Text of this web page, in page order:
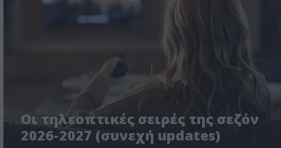
Οι τηλεοπτικές σειρές της σεζόν
2026-2027 (συνεχή updates)